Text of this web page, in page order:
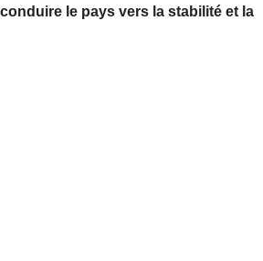
le pays vers la stabilité et la